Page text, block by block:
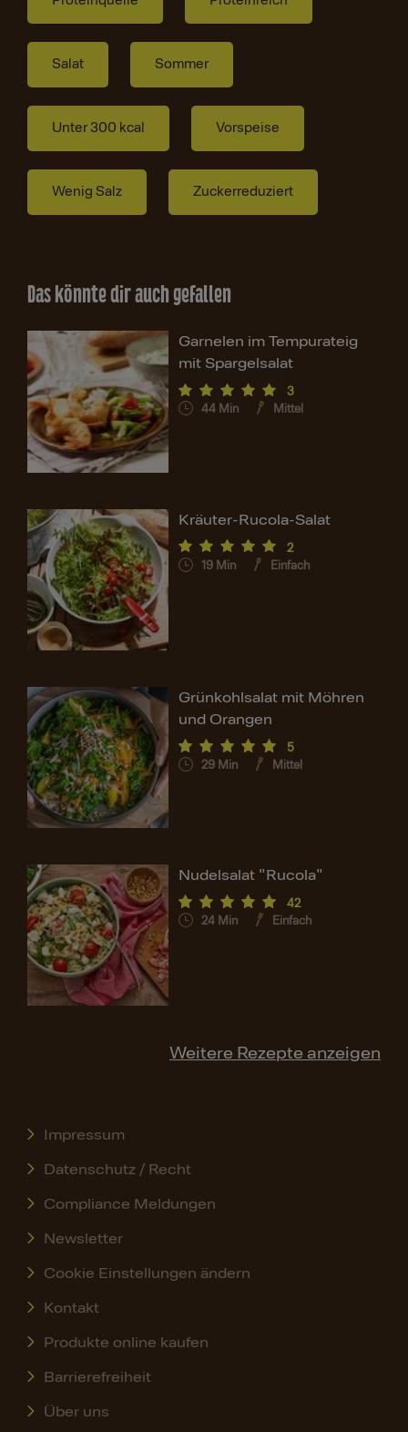
Salat Sommer
Unter 300 kcal Vorspeise
Wenig Salz Zuckerreduziert
Das könnte dir auch gefallen
Garnelen im Tempurateig
mit Spargelsalat
3
44 Min Mittel
Kräuter-Rucola-Salat
2
19 Min Einfach
Grünkohlsalat mit Möhren
und Orangen
5
29 Min Mittel
Nudelsalat "Rucola"
42
24 Min Einfach
Weitere Rezepte anzeigen
Impressum
Datenschutz / Recht
Compliance Meldungen
Newsletter
Cookie Einstellungen ändern
Kontakt
Produkte online kaufen
Barrierefreiheit
Über uns